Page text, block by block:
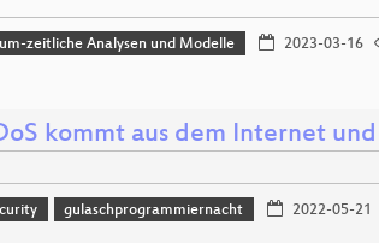
zeitliche Analysen und Modelle 2023-03-16
kommt aus dem Internet
gulaschprogrammiernacht 2022-05-21